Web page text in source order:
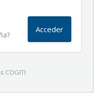
COGITI